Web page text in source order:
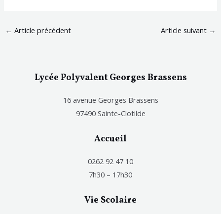
← Article précédent Article suivant →
Lycée Polyvalent Georges Brassens
16 avenue Georges Brassens
97490 Sainte-Clotilde
Accueil
0262 92 47 10
7h30 – 17h30
Vie Scolaire